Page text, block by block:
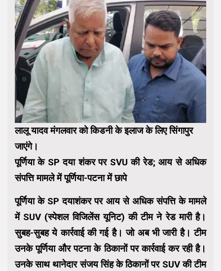
लालू यादव मंगलवार को किडनी के इलाज के लिए सिंगापुर
जाएंगे।
पूर्णिया के SP दया शंकर पर SVU की रेड; आय से अधिक
संपत्ति मामले में पूर्णिया-पटना में छापे
पूर्णिया के SP दयाशंकर पर आय से अधिक संपत्ति के मामले
में SUV (स्पेशल विजिलेंस यूनिट) की टीम ने रेड मारी है।
सुबह-सुबह ये कार्रवाई की गई है। जो अब भी जारी है। टीम
उनके पूर्णिया और पटना के ठिकानों पर कार्रवाई कर रही है।
उनके साथ थानेदार संजय सिंह के ठिकानों पर SUV की टीम